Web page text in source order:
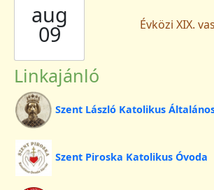
aug
09 Évközi XIX.
Linkajánló
Szent László Katolikus
Szent Piroska Katolikus Óvoda